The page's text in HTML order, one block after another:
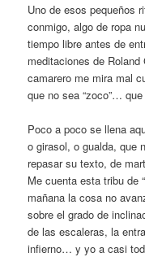
Uno de esos pequeños
conmigo, algo de ropa
tiempo libre antes de
meditaciones de Roland
camarero me mira mal
que no sea “zoco”…
Poco a poco se llena
o girasol, o gualda, que
repasar su texto, de
Me cuenta esta tribu de
mañana la cosa no
sobre el grado de
de las escaleras, la
infierno… y yo a casi